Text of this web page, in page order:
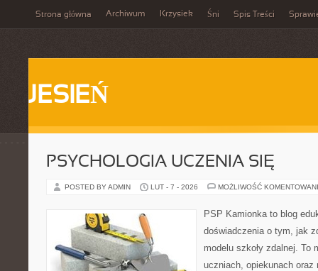
Strona główna Archiwum Krzysiek Śni Spis Treści
JESIEŃ
PSYCHOLOGIA UCZENIA SIĘ
POSTED BY ADMIN LUT - 7 - 2026 MOŻLIWOŚĆ
PSP Kamionka to blog
doświadczenia o tym, jak
modelu szkoły zdalnej. To
uczniach, opiekunach